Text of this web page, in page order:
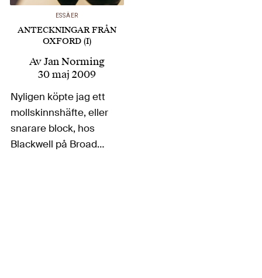
ESSÄER
ANTECKNINGAR FRÅN
OXFORD (I)
AvJan Norming
30 maj 2009
Nyligen köpte jag ett
mollskinnshäfte, eller
snarare block, hos
Blackwell på Broad